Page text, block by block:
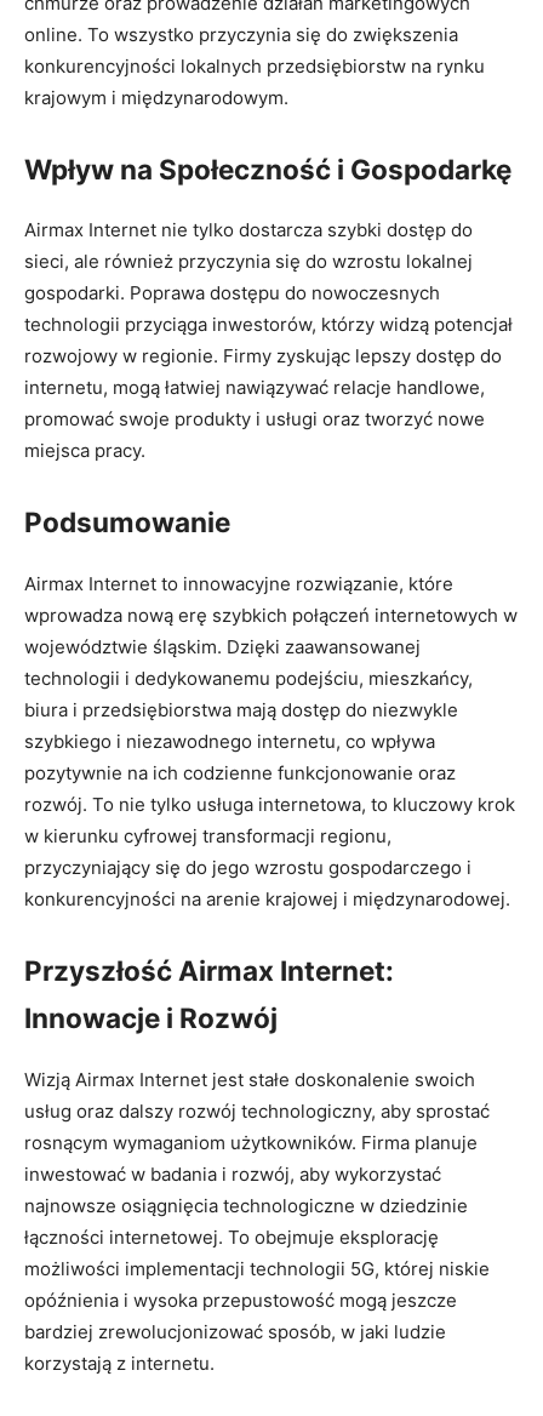
online. To wszystko przyczynia się do zwiększenia
konkurencyjności lokalnych przedsiębiorstw na rynku
krajowym i międzynarodowym.
Wpływ na Społeczność i Gospodarkę
Airmax Internet nie tylko dostarcza szybki dostęp do
sieci, ale również przyczynia się do wzrostu lokalnej
gospodarki. Poprawa dostępu do nowoczesnych
technologii przyciąga inwestorów, którzy widzą potencjał
rozwojowy w regionie. Firmy zyskując lepszy dostęp do
internetu, mogą łatwiej nawiązywać relacje handlowe,
promować swoje produkty i usługi oraz tworzyć nowe
miejsca pracy.
Podsumowanie
Airmax Internet to innowacyjne rozwiązanie, które
wprowadza nową erę szybkich połączeń internetowych w
województwie śląskim. Dzięki zaawansowanej
technologii i dedykowanemu podejściu, mieszkańcy,
biura i przedsiębiorstwa mają dostęp do niezwykle
szybkiego i niezawodnego internetu, co wpływa
pozytywnie na ich codzienne funkcjonowanie oraz
rozwój. To nie tylko usługa internetowa, to kluczowy krok
w kierunku cyfrowej transformacji regionu,
przyczyniający się do jego wzrostu gospodarczego i
konkurencyjności na arenie krajowej i międzynarodowej.
Przyszłość Airmax Internet:
Innowacje i Rozwój
Wizją Airmax Internet jest stałe doskonalenie swoich
usług oraz dalszy rozwój technologiczny, aby sprostać
rosnącym wymaganiom użytkowników. Firma planuje
inwestować w badania i rozwój, aby wykorzystać
najnowsze osiągnięcia technologiczne w dziedzinie
łączności internetowej. To obejmuje eksplorację
możliwości implementacji technologii 5G, której niskie
opóźnienia i wysoka przepustowość mogą jeszcze
bardziej zrewolucjonizować sposób, w jaki ludzie
korzystają z internetu.